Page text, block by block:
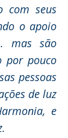
com seus
o apoio
mas são
por pouco
pessoas
de luz
e